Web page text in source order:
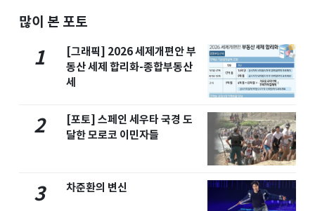
많이 본 포토
1
[그래픽] 2026 세제개편안 부
동산 세제 합리화-종합부동산
세
2
[포토] 스페인 세우타 국경 도
달한 모로코 이민자들
3 차준환의 변신